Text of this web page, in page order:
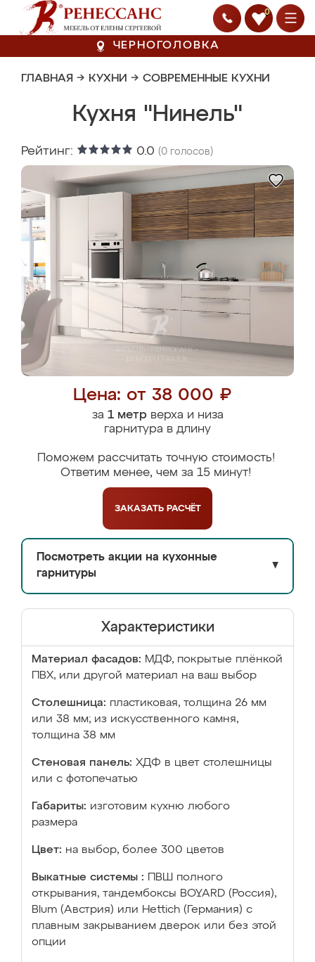
0
ЧЕРНОГОЛОВКА
ГЛАВНАЯ → КУХНИ → СОВРЕМЕННЫЕ КУХНИ
Кухня "Нинель"
Рейтинг: 0.0 (0 голосов)
Цена: от 38 000 ₽
за 1 метрверха и низа
гарнитура в длину
Поможем рассчитать точную стоимость!
Ответим менее, чем за 15 минут!
ЗАКАЗАТЬ РАСЧЁТ
Посмотреть акции на кухонные
гарнитуры
▼
Характеристики
Материал фасадов: МДФ, покрытые плёнкой
ПВХ, или другой материал на ваш выбор
Столешница: пластиковая, толщина 26 мм
или 38 мм; из искусственного камня,
толщина 38 мм
Стеновая панель: ХДФ в цвет столешницы
или с фотопечатью
Габариты: изготовим кухню любого
размера
Цвет: на выбор, более 300 цветов
Выкатные системы :
ПВШ полного
открывания, тандембоксы BOYARD (Россия),
Blum (Австрия) или Hettich (Германия) с
плавным закрыванием дверок или без этой
опции